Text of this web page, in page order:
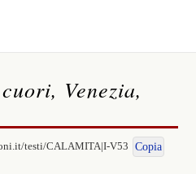
Venezia,
testi/CALAMITA|I-V53 Copia